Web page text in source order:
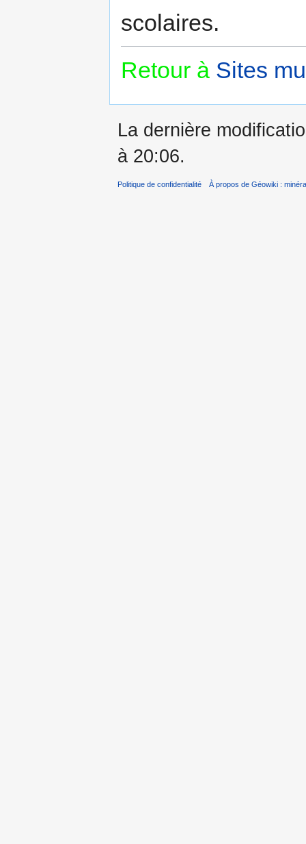
scolaires.
Retour à Sites
La dernière
à 20:06.
Politique de confidentialité À propos de Géowiki :